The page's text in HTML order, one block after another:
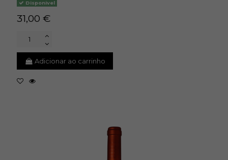
Disponivel
31,00 €
Adicionar ao carrinho